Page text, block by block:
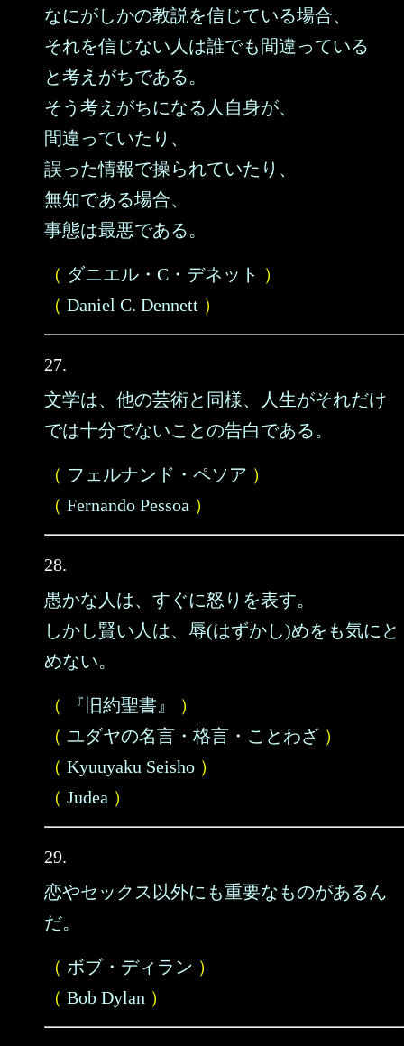
なにがしかの教説を信じている場合、
それを信じない人は誰でも間違っている
と考えがちである。
そう考えがちになる人自身が、
間違っていたり、
誤った情報で操られていたり、
無知である場合、
事態は最悪である。
（ ダニエル・C・デネット ）
（ Daniel C. Dennett ）
27.
文学は、他の芸術と同様、人生がそれだけ
では十分でないことの告白である。
（ フェルナンド・ペソア ）
（ Fernando Pessoa ）
28.
愚かな人は、すぐに怒りを表す。
しかし賢い人は、辱(はずかし)めをも気にと
めない。
（ 『旧約聖書』
）
（ ユダヤの名言・格言・ことわざ ）
（ Kyuuyaku Seisho ）
（ Judea ）
29.
恋やセックス以外にも重要なものがあるん
だ。
（ ボブ・ディラン ）
（ Bob Dylan ）